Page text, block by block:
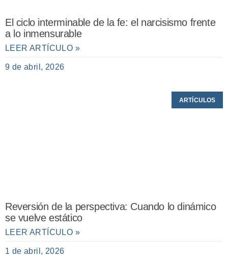
El ciclo interminable de la fe: el narcisismo frente
a lo inmensurable
LEER ARTÍCULO »
9 de abril, 2026
ARTÍCULOS
Reversión de la perspectiva: Cuando lo dinámico
se vuelve estático
LEER ARTÍCULO »
1 de abril, 2026